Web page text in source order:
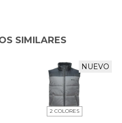
SIMILARES
NUEVO
2 COLORES